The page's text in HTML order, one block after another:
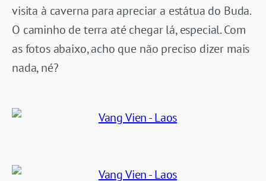
visita à caverna para apreciar a estátua do Buda.
O caminho de terra até chegar lá, especial. Com
as fotos abaixo, acho que não preciso dizer mais
nada, né?